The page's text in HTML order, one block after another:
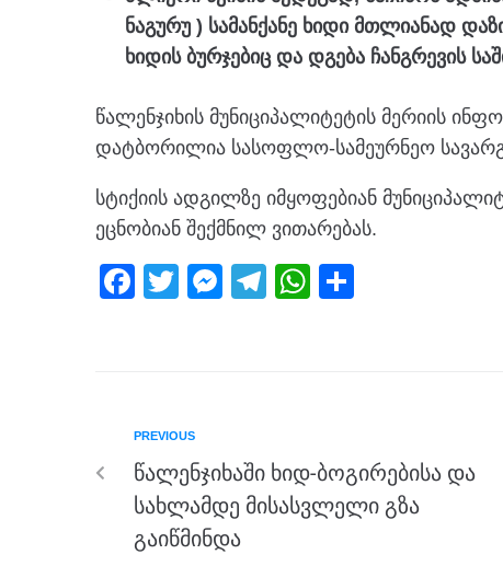
ნაგურუ ) სამანქანე ხიდი მთლიანად
ხიდის ბურჯებიც და დგება ჩანგრევის
წალენჯიხის მუნიციპალიტეტის მერიის
დატბორილია სასოფლო-სამეურნეო
სტიქიის ადგილზე იმყოფებიან
ეცნობიან შექმნილ ვითარებას.
F
b
o
o
k
T
M
g
er
T
m
W
p
p
PREVIOUS
წალენჯიხაში ხიდ-ბოგირებისა და
სახლამდე მისასვლელი გზა
გაიწმინდა